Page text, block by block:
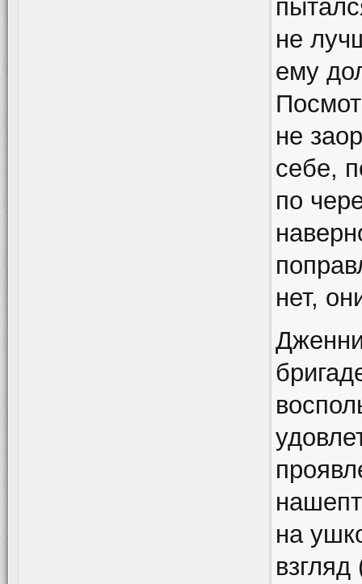
не
ему
не
себе,
по
нет,
на